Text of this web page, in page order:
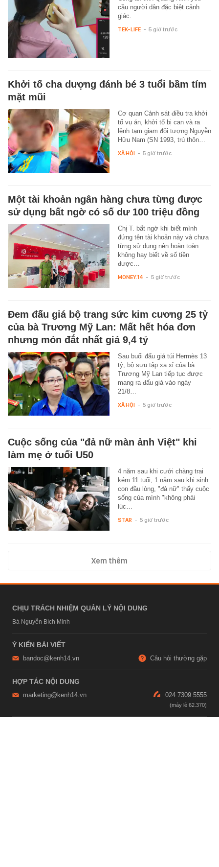
cầu người dân đặc biệt cảnh
giác.
TEK-LIFE - 5 giờ trước
Khởi tố cha dượng đánh bé 3 tuổi bầm tím
mặt mũi
Cơ quan Cảnh sát điều tra khởi
tố vụ án, khởi tố bị can và ra
lệnh tạm giam đối tượng Nguyễn
Hữu Nam (SN 1993, trú thôn…
XÃ HỘI - 5 giờ trước
Một tài khoản ngân hàng chưa từng được
sử dụng bất ngờ có số dư 100 triệu đồng
Chị T. bất ngờ khi biết mình
đứng tên tài khoản này và chưa
từng sử dụng nên hoàn toàn
không hay biết về số tiền
được…
MONEY.14 - 5 giờ trước
Đem đấu giá bộ trang sức kim cương 25 tỷ
của bà Trương Mỹ Lan: Mất hết hóa đơn
nhưng món đắt nhất giá 9,4 tỷ
Sau buổi đấu giá túi Hermès 13
tỷ, bộ sưu tập xa xỉ của bà
Trương Mỹ Lan tiếp tục được
mang ra đấu giá vào ngày
21/8…
XÃ HỘI - 5 giờ trước
Cuộc sống của "đả nữ màn ảnh Việt" khi
làm mẹ ở tuổi U50
4 năm sau khi cưới chàng trai
kém 11 tuổi, 1 năm sau khi sinh
con đầu lòng, "đả nữ" thấy cuộc
sống của mình "không phải
lúc…
STAR - 5 giờ trước
Xem thêm
CHỊU TRÁCH NHIỆM QUẢN LÝ NỘI DUNG
Bà Nguyễn Bích Minh
Ý KIẾN BÀI VIẾT
bandoc@kenh14.vn Câu hỏi thường gặp
HỢP TÁC NỘI DUNG
marketing@kenh14.vn 024 7309 5555